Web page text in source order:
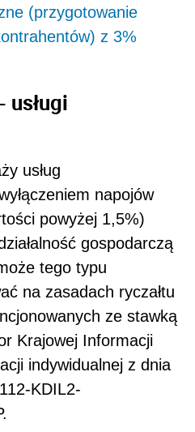
(przygotowanie
z 3%
usługi
usług
napojów
powyżej 1,5%)
gospodarczą
tego typu
na zasadach ryczałtu
ze stawką
Krajowej Informacji
indywidualnej z dnia
KDIL2-